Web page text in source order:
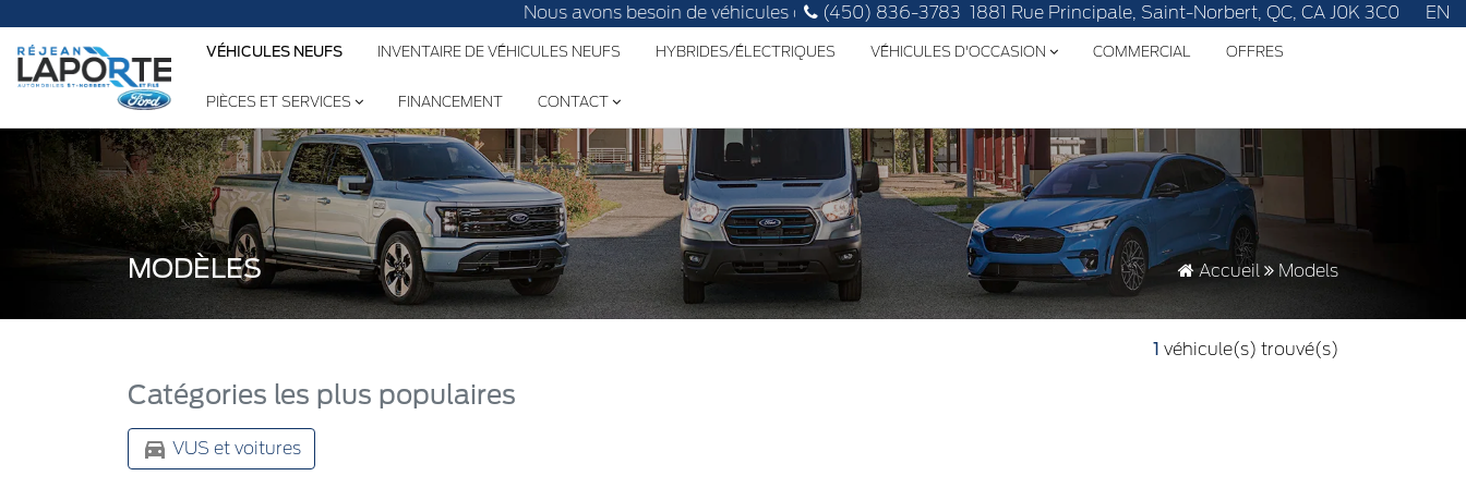
Nous avons besoin de véhicules d'occasion, faites évaluer le vôtre!
(450) 836-3783 1881 Rue Principale, Saint-Norbert, QC, CA J0K 3C0 EN
VÉHICULES NEUFS INVENTAIRE DE VÉHICULES NEUFS HYBRIDES/ÉLECTRIQUES VÉHICULES D'OCCASION COMMERCIAL OFFRES
PIÈCES ET SERVICES FINANCEMENT CONTACT
Accueil Models
MODÈLES
1 véhicule(s) trouvé(s)
Catégories les plus populaires
VUS et voitures